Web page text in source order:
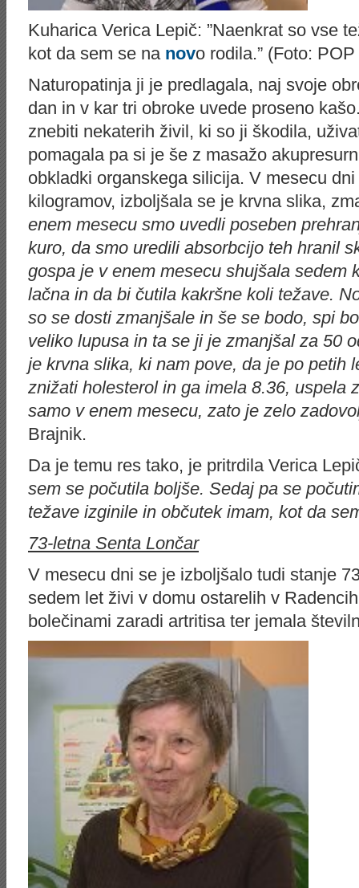
Kuharica Verica Lepič: ”Naenkrat so vse
kot da sem se na novo rodila.” (Foto:
Naturopatinja ji je predlagala, naj svoje
dan in v kar tri obroke uvede proseno
znebiti nekaterih živil, ki so ji škodila,
pomagala pa si je še z masažo
obkladki organskega silicija. V mesecu
kilogramov, izboljšala se je krvna slika,
enem mesecu smo uvedli poseben
kuro, da smo uredili absorbcijo teh hranil
gospa je v enem mesecu shujšala sedem
lačna in da bi čutila kakršne koli težave.
so se dosti zmanjšale in še se bodo, spi
veliko lupusa in ta se ji je zmanjšal za 50
je krvna slika, ki nam pove, da je po petih
znižati holesterol in ga imela 8.36, uspela
samo v enem mesecu, zato je zelo
Brajnik.
Da je temu res tako, je pritrdila Verica
sem se počutila boljše. Sedaj pa se
težave izginile in občutek imam, kot da
73-letna Senta Lončar
V mesecu dni se je izboljšalo tudi stanje
sedem let živi v domu ostarelih v
bolečinami zaradi artritisa ter jemala